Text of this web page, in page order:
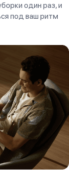
один раз, и
под ваш ритм